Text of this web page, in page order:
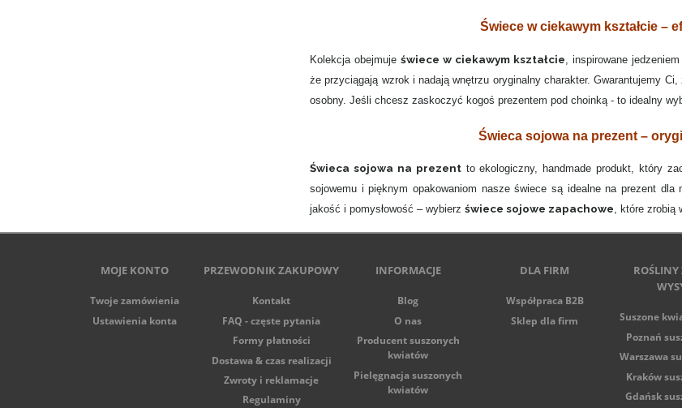
Świece w ciekawym kształcie –
Kolekcja obejmuje świece w ciekawym kształcie , inspirowane
że przyciągają wzrok i nadają wnętrzu oryginalny charakter. Gwarantujemy
osobny. Jeśli chcesz zaskoczyć kogoś prezentem pod choinką - to idealny
Świeca sojowa na prezent –
Świeca sojowa na prezentto ekologiczny, handmade produkt, który
sojowemu i pięknym opakowaniom nasze świece są idealne na prezent
jakość i pomysłowość – wybierz świece sojowe zapachowe, które zrobią
MOJE KONTO
Twoje zamówienia
Ustawienia konta
PRZEWODNIK ZAKUPOWY
Kontakt
FAQ - częste pytania
Formy płatności
Dostawa & czas realizacji
Zwroty i reklamacje
Regulaminy
INFORMACJE
Blog
O nas
Producent suszonych
kwiatów
Pielęgnacja suszonych
kwiatów
DLA FIRM
Współpraca B2B
Sklep dla firm
ROŚLINY
Suszone
Poznań
Warszawa
Kraków
Gdańsk